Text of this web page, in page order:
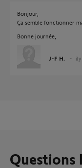
Bonjour,
Ça semble fonctionner
Bonne journée,
J-F H. il
Questions